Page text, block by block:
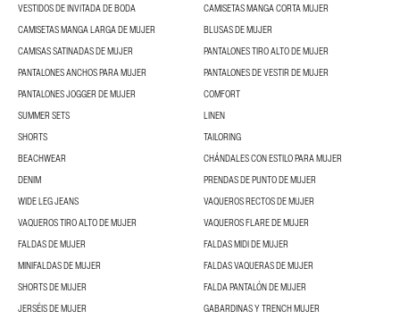
VESTIDOS DE INVITADA DE BODA
CAMISETAS MANGA CORTA MUJER
CAMISETAS MANGA LARGA DE MUJER
BLUSAS DE MUJER
CAMISAS SATINADAS DE MUJER
PANTALONES TIRO ALTO DE MUJER
PANTALONES ANCHOS PARA MUJER
PANTALONES DE VESTIR DE MUJER
PANTALONES JOGGER DE MUJER
COMFORT
SUMMER SETS
LINEN
SHORTS
TAILORING
BEACHWEAR
CHÁNDALES CON ESTILO PARA MUJER
DENIM
PRENDAS DE PUNTO DE MUJER
WIDE LEG JEANS
VAQUEROS RECTOS DE MUJER
VAQUEROS TIRO ALTO DE MUJER
VAQUEROS FLARE DE MUJER
FALDAS DE MUJER
FALDAS MIDI DE MUJER
MINIFALDAS DE MUJER
FALDAS VAQUERAS DE MUJER
SHORTS DE MUJER
FALDA PANTALÓN DE MUJER
JERSÉIS DE MUJER
GABARDINAS Y TRENCH MUJER